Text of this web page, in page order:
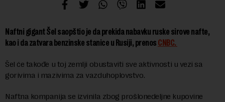
Naftni gigant Šel saopštio je da prekida nabavku ruske sirove nafte,
kao i da zatvara benzinske stanice u Rusiji, prenos CNBC.
Šel će takođe u toj zemlji obustaviti sve aktivnosti u vezi sa
gorivima i mazivima za vazduhoplovstvo.
Naftna kompanija se izvinila zbog prošlonedeljne kupovine